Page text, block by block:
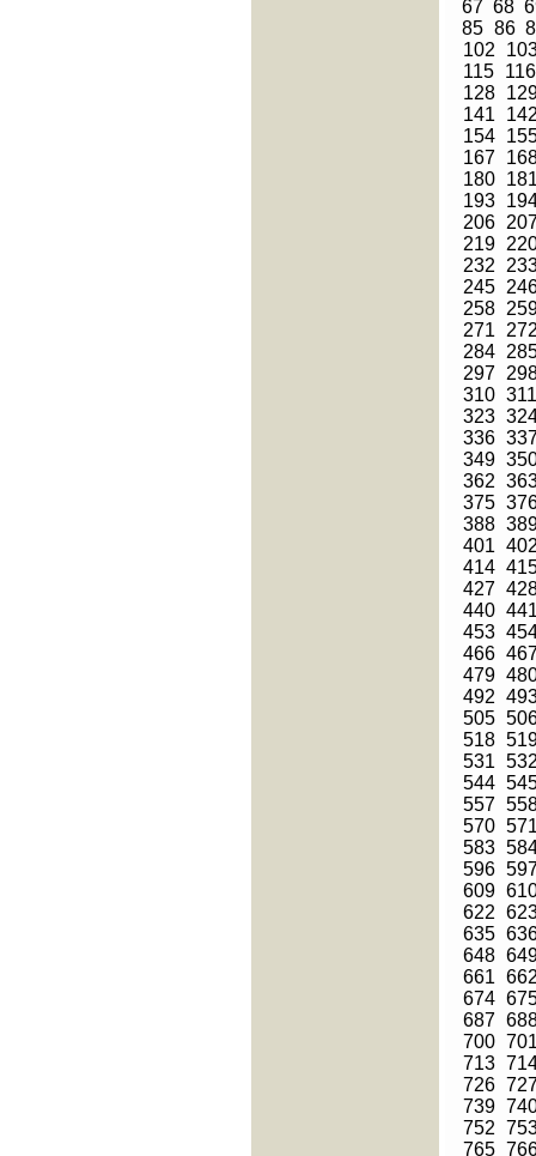
67 68
85 86
102
115
116
128
141
154
167
180
193
206
219
232
245
258
271
284
297
310 311
323
336
349
362
375
388
401
414
427
440
453
466
479
492
505
518
531
544
557
570
583
596
609
622
635
648
661
674
687
700
713
726
739
752
765